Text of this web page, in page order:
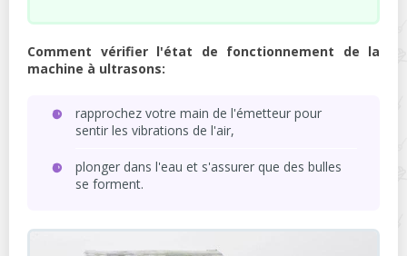
Comment vérifier l'état de fonctionnement de la
machine à ultrasons:
rapprochez votre main de l'émetteur pour
sentir les vibrations de l'air,
plonger dans l'eau et s'assurer que des bulles
se forment.